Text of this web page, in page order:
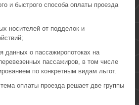
и быстрого способа оплаты проезда
носителей от подделок и
данных о пассажиропотоках на
пассажиров, в том числе
по конкретным видам льгот.
оплаты проезда решает две группы